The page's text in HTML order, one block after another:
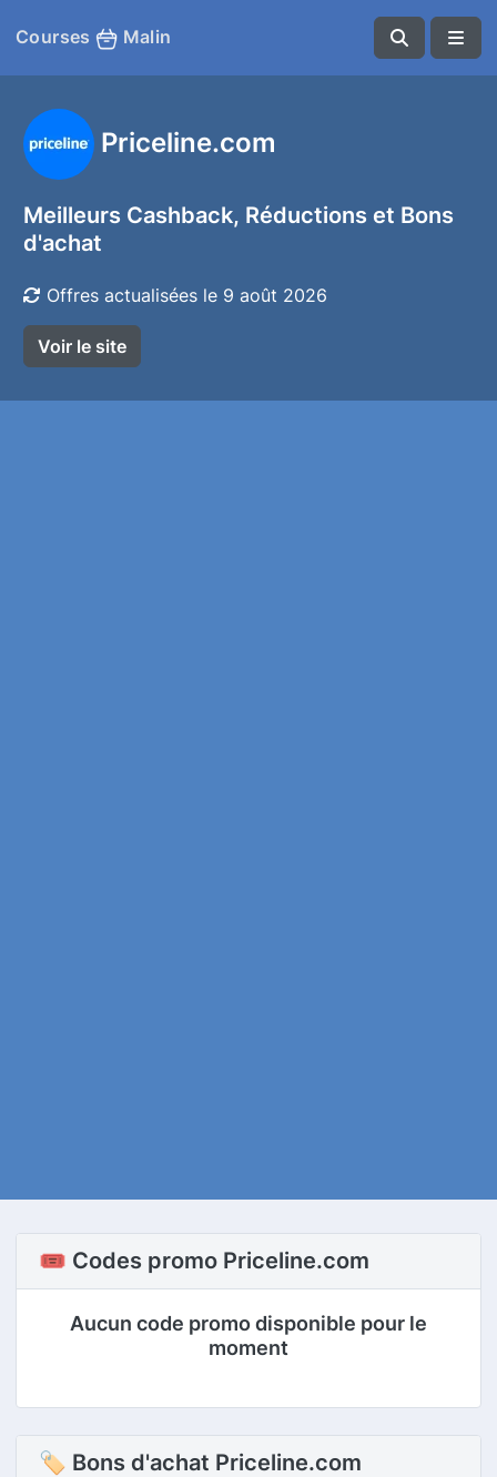
Courses Malin
Priceline.com
Meilleurs Cashback, Réductions et Bons
d'achat
Offres actualisées le 9 août 2026
Voir le site
🎟️ Codes promo Priceline.com
Aucun code promo disponible pour le
moment
🏷 Bons d'achat Priceline.com